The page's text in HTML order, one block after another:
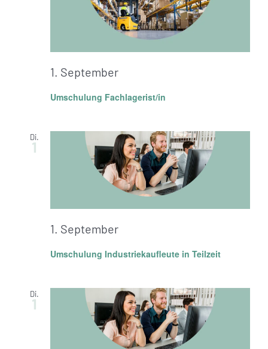
Umschulung Fachlagerist/in
1. September
Di.
1
Umschulung Industriekaufleute in Teilzeit
1. September
Di.
1